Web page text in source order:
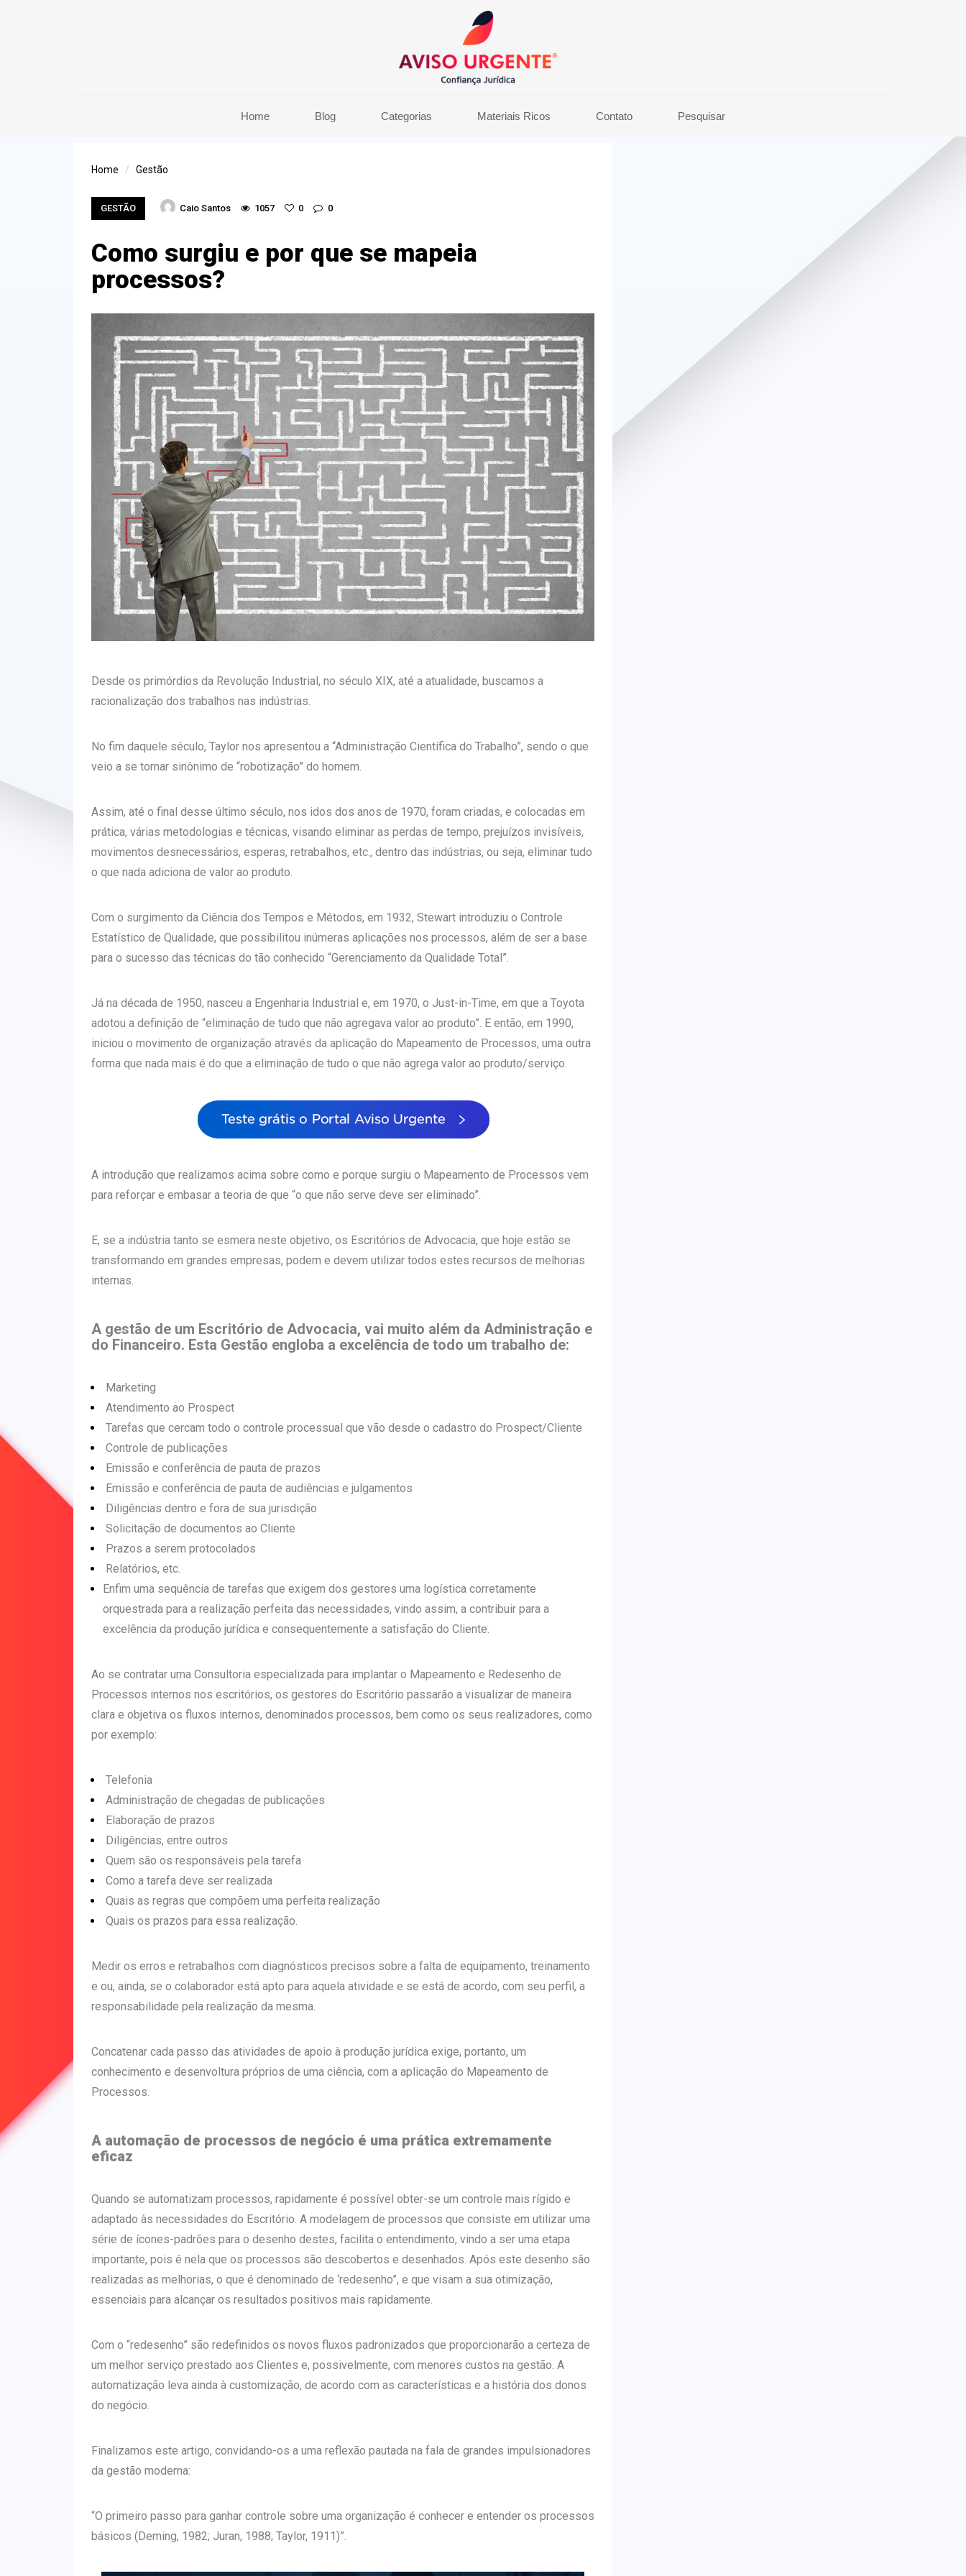
Home Blog Categorias Materiais Ricos Contato Pesquisar
Home Gestão
GESTÃO Caio Santos 1057 0 0
Como surgiu e por que se mapeia
processos?
Desde os primórdios da Revolução Industrial, no século XIX, até a atualidade, buscamos a
racionalização dos trabalhos nas indústrias.
No fim daquele século, Taylor nos apresentou a “Administração Científica do Trabalho”, sendo o que
veio a se tornar sinônimo de “robotização” do homem.
Assim, até o final desse último século, nos idos dos anos de 1970, foram criadas, e colocadas em
prática, várias metodologias e técnicas, visando eliminar as perdas de tempo, prejuízos invisíveis,
movimentos desnecessários, esperas, retrabalhos, etc., dentro das indústrias, ou seja, eliminar tudo
o que nada adiciona de valor ao produto.
Com o surgimento da Ciência dos Tempos e Métodos, em 1932, Stewart introduziu o Controle
Estatístico de Qualidade, que possibilitou inúmeras aplicações nos processos, além de ser a base
para o sucesso das técnicas do tão conhecido “Gerenciamento da Qualidade Total”.
Já na década de 1950, nasceu a Engenharia Industrial e, em 1970, o Just-in-Time, em que a Toyota
adotou a definição de “eliminação de tudo que não agregava valor ao produto”. E então, em 1990,
iniciou o movimento de organização através da aplicação do Mapeamento de Processos, uma outra
forma que nada mais é do que a eliminação de tudo o que não agrega valor ao produto/serviço.
A introdução que realizamos acima sobre como e porque surgiu o Mapeamento de Processos vem
para reforçar e embasar a teoria de que “o que não serve deve ser eliminado”.
E, se a indústria tanto se esmera neste objetivo, os Escritórios de Advocacia, que hoje estão se
transformando em grandes empresas, podem e devem utilizar todos estes recursos de melhorias
internas.
A gestão de um Escritório de Advocacia, vai muito além da Administração e
do Financeiro. Esta Gestão engloba a excelência de todo um trabalho de:
Marketing
Atendimento ao Prospect
Tarefas que cercam todo o controle processual que vão desde o cadastro do Prospect/Cliente
Controle de publicações
Emissão e conferência de pauta de prazos
Emissão e conferência de pauta de audiências e julgamentos
Diligências dentro e fora de sua jurisdição
Solicitação de documentos ao Cliente
Prazos a serem protocolados
Relatórios, etc.
Enfim uma sequência de tarefas que exigem dos gestores uma logística corretamente
orquestrada para a realização perfeita das necessidades, vindo assim, a contribuir para a
excelência da produção jurídica e consequentemente a satisfação do Cliente.
Ao se contratar uma Consultoria especializada para implantar o Mapeamento e Redesenho de
Processos internos nos escritórios, os gestores do Escritório passarão a visualizar de maneira
clara e objetiva os fluxos internos, denominados processos, bem como os seus realizadores, como
por exemplo:
Telefonia
Administração de chegadas de publicações
Elaboração de prazos
Diligências, entre outros
Quem são os responsáveis pela tarefa
Como a tarefa deve ser realizada
Quais as regras que compõem uma perfeita realização
Quais os prazos para essa realização.
Medir os erros e retrabalhos com diagnósticos precisos sobre a falta de equipamento, treinamento
e ou, ainda, se o colaborador está apto para aquela atividade e se está de acordo, com seu perfil, a
responsabilidade pela realização da mesma.
Concatenar cada passo das atividades de apoio à produção jurídica exige, portanto, um
conhecimento e desenvoltura próprios de uma ciência, com a aplicação do Mapeamento de
Processos.
A automação de processos de negócio é uma prática extremamente
eficaz
Quando se automatizam processos, rapidamente é possível obter-se um controle mais rígido e
adaptado às necessidades do Escritório. A modelagem de processos que consiste em utilizar uma
série de ícones-padrões para o desenho destes, facilita o entendimento, vindo a ser uma etapa
importante, pois é nela que os processos são descobertos e desenhados. Após este desenho são
realizadas as melhorias, o que é denominado de ‘redesenho”, e que visam a sua otimização,
essenciais para alcançar os resultados positivos mais rapidamente.
Com o “redesenho” são redefinidos os novos fluxos padronizados que proporcionarão a certeza de
um melhor serviço prestado aos Clientes e, possivelmente, com menores custos na gestão. A
automatização leva ainda à customização, de acordo com as características e a história dos donos
do negócio.
Finalizamos este artigo, convidando-os a uma reflexão pautada na fala de grandes impulsionadores
da gestão moderna:
“O primeiro passo para ganhar controle sobre uma organização é conhecer e entender os processos
básicos (Deming, 1982; Juran, 1988; Taylor, 1911)”.